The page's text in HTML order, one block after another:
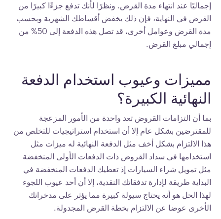
إجماليًا عند انتهاء مدة القرض. ونظرًا لأنك تدفع جزءًا كبيرًا من
القرض في النهاية، فإن ذلك يخفض أقساطك الشهرية وبحسب
مدة القرض وعوامل أخرى، قد تصل هذه الدفعة إلى 50% من
إجمالي مبلغ القرض.
مميزات وعيوب استخدام الدفعة
النهائية الكبيرة؟
بما أن التزامات القروض تعد واحدة من الأمور المزعجة
للمقترضين بشكل عام إلا أن استخدام استراتيجيات للتخلص من
هذا الالتزام بشكل أخف مثل الدفعة النهائية له ميزات مثل
استخدامها في سداد القروض ذات الدفعات الأولى المنخفضة
مثل تمويل شراء السيارات إذ تعطيك الدفعات المنخفضة في
البداية طريقة لإدارة تدفقاتك النقدية، إلا أن أحد عيوب اللجوء
لهذا الحل هو أنه يحتاج سيولة كبيرة مما يؤثر على مدخراتك
الأخرى عوضا عن الالتزام بخطة القرض المجدولة.